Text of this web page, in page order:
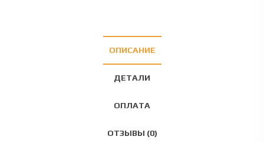
ОПИСАНИЕ
ДЕТАЛИ
ОПЛАТА
ОТЗЫВЫ (0)